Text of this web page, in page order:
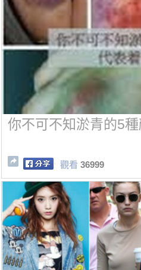
你不可不知淤青的5
觀看 36999